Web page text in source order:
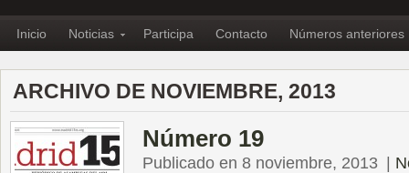
Inicio Noticias Participa Contacto Números anteriores
ARCHIVO DE NOVIEMBRE, 2013
Número 19
Publicado en 8 noviembre, 2013